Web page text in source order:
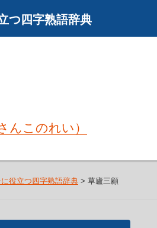
つ四字熟語辞典
んこのれい）
に役立つ四字熟語辞典> 草廬三顧